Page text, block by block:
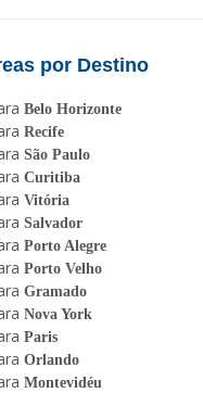
por Destino
Belo Horizonte
Recife
São Paulo
Curitiba
Vitória
Salvador
Porto Alegre
Porto Velho
Gramado
Nova York
Paris
Orlando
Montevidéu